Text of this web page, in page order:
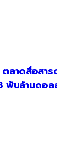
าดสื่อสาร
พันล้านดอล